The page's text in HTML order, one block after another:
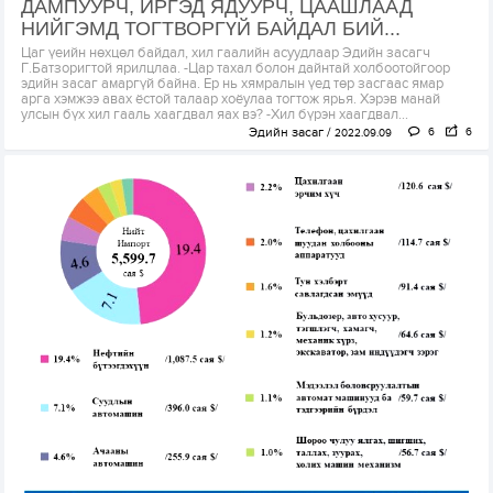
ДАМПУУРЧ, ИРГЭД ЯДУУРЧ, ЦААШЛААД
НИЙГЭМД ТОГТВОРГҮЙ БАЙДАЛ БИЙ...
Цаг үеийн нөхцөл байдал, хил гаалийн асуудлаар Эдийн засагч
Г.Батзоригтой ярилцлаа. -Цар тахал болон дайнтай холбоотойгоор
эдийн засаг амаргүй байна. Ер нь хямралын үед төр засгаас ямар
арга хэмжээ авах ёстой талаар хоёулаа тогтож ярья. Хэрэв манай
улсын бүх хил гааль хаагдвал яах вэ? -Хил бүрэн хаагдвал...
Эдийн засаг 2022.09.09 6 6